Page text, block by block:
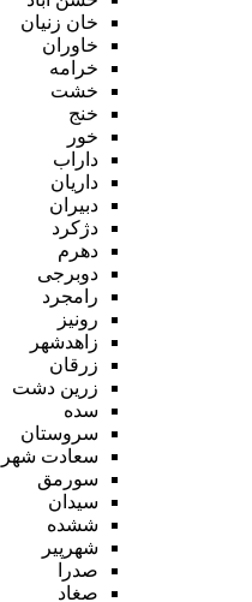
خان زنیان
خاوران
خرامه
خشت
خنج
خور
داراب
داریان
دبیران
دژکرد
دهرم
دوبرجی
رامجرد
رونیز
زاهدشهر
زرقان
زرین دشت
سده
سروستان
سعادت شهر
سورمق
سیدان
ششده
شهرپیر
صدرا
صغاد